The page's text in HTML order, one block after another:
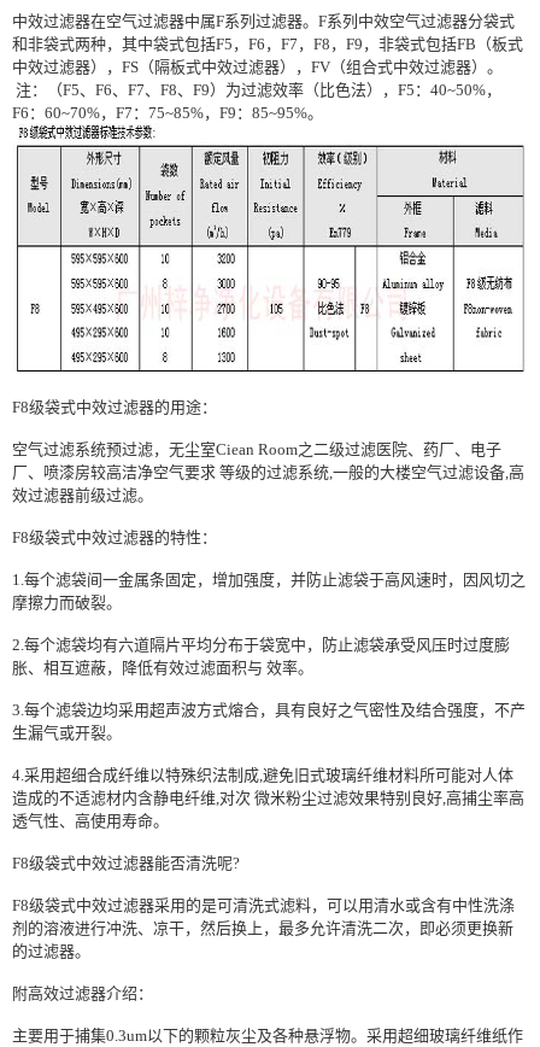
中效过滤器在空气过滤器中属F系列过滤器。F系列中效空气过滤器分袋式
和非袋式两种，其中袋式包括F5，F6，F7，F8，F9，非袋式包括FB（板式
中效过滤器），FS（隔板式中效过滤器），FV（组合式中效过滤器）。
注：（F5、F6、F7、F8、F9）为过滤效率（比色法），F5：40~50%，
F6：60~70%，F7：75~85%，F9：85~95%。
F8级袋式中效过滤器的用途：
空气过滤系统预过滤，无尘室Ciean Room之二级过滤医院、药厂、电子
厂、喷漆房较高洁净空气要求 等级的过滤系统,一般的大楼空气过滤设备, 高
效过滤器前级过滤。
F8级袋式中效过滤器的特性：
1.每个滤袋间一金属条固定，增加强度，并防止滤袋于高风速时，因风切之
摩擦力而破裂。
2.每个滤袋均有六道隔片平均分布于袋宽中，防止滤袋承受风压时过度膨
胀、相互遮蔽，降低有效过滤面积与 效率。
3.每个滤袋边均采用超声波方式熔合，具有良好之气密性及结合强度，不产
生漏气或开裂。
4.采用超细合成纤维以特殊织法制成,避免旧式玻璃纤维材料所可能对人体
造成的不适滤材内含静电纤维,对次 微米粉尘过滤效果特别良好,高捕尘率高
透气性、高使用寿命。
F8级袋式中效过滤器能否清洗呢?
F8级袋式中效过滤器采用的是可清洗式滤料，可以用清水或含有中性洗涤
剂的溶液进行冲洗、凉干，然后换上，最多允许清洗二次，即必须更换新
的过滤器。
附高效过滤器介绍：
主要用于捕集0.3um以下的颗粒灰尘及各种悬浮物。采用超细玻璃纤维纸作